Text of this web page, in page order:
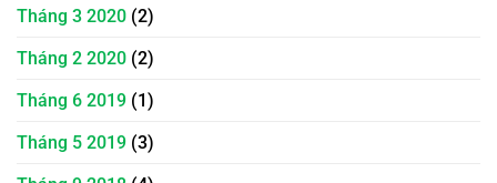
Tháng 3 2020 (2)
Tháng 2 2020 (2)
Tháng 6 2019 (1)
Tháng 5 2019 (3)